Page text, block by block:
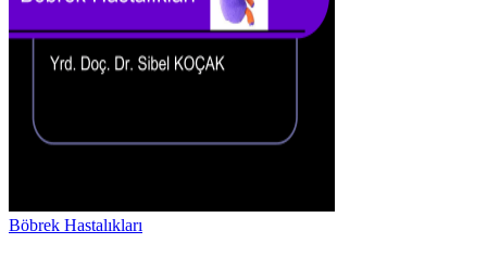
Böbrek Hastalıkları